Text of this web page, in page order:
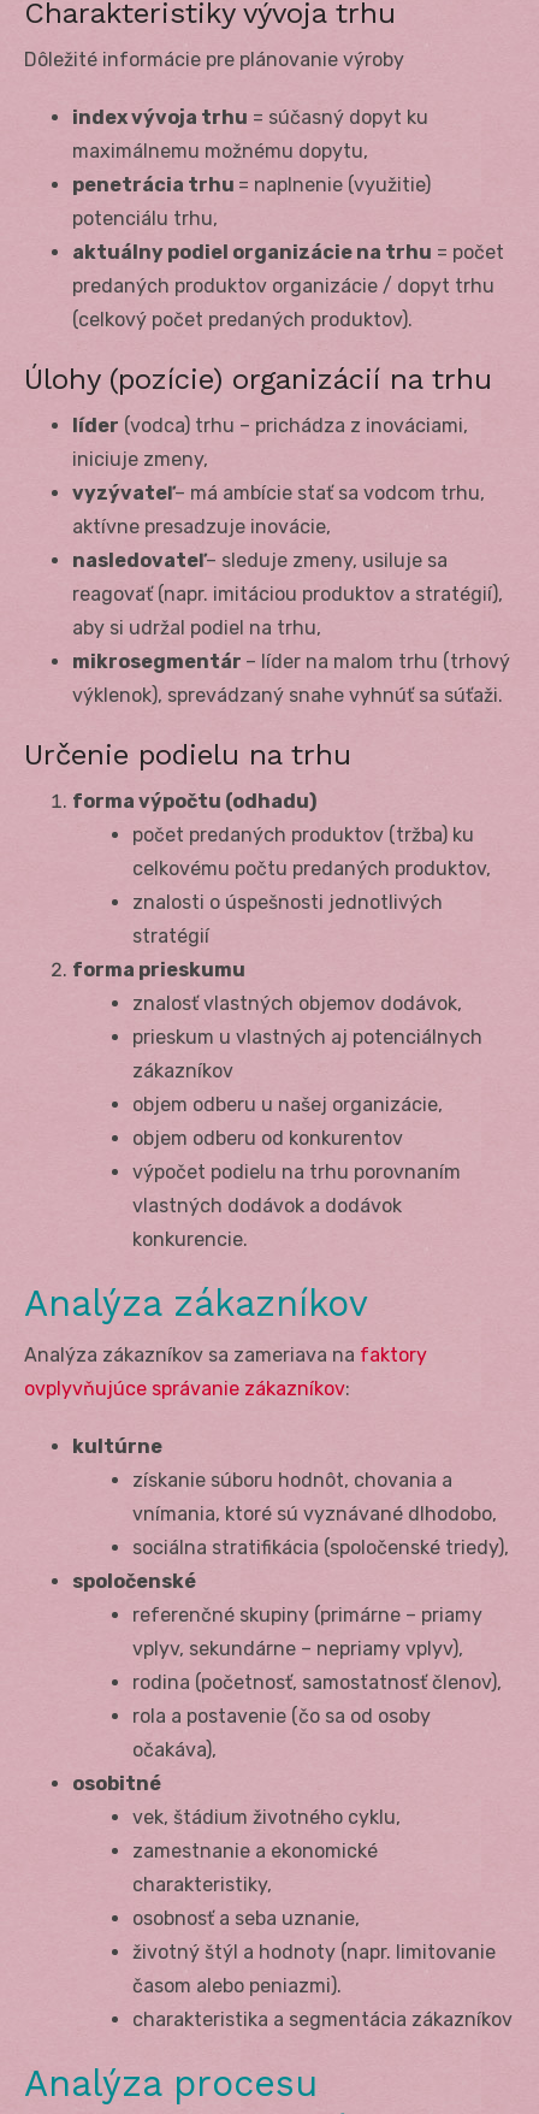
Charakteristiky vývoja trhu
Dôležité informácie pre plánovanie výroby
index vývoja trhu = súčasný dopyt ku
maximálnemu možnému dopytu,
penetrácia trhu = naplnenie (využitie)
potenciálu trhu,
aktuálny podiel organizácie na trhu = počet
predaných produktov organizácie / dopyt trhu
(celkový počet predaných produktov).
Úlohy (pozície) organizácií na trhu
líder (vodca) trhu – prichádza z inováciami,
iniciuje zmeny,
vyzývateľ– má ambície stať sa vodcom trhu,
aktívne presadzuje inovácie,
nasledovateľ– sleduje zmeny, usiluje sa
reagovať (napr. imitáciou produktov a stratégií),
aby si udržal podiel na trhu,
mikrosegmentár – líder na malom trhu (trhový
výklenok), sprevádzaný snahe vyhnúť sa súťaži.
Určenie podielu na trhu
forma výpočtu (odhadu)
počet predaných produktov (tržba) ku
celkovému počtu predaných produktov,
znalosti o úspešnosti jednotlivých
stratégií
forma prieskumu
znalosť vlastných objemov dodávok,
prieskum u vlastných aj potenciálnych
zákazníkov
objem odberu u našej organizácie,
objem odberu od konkurentov
výpočet podielu na trhu porovnaním
vlastných dodávok a dodávok
konkurencie.
Analýza zákazníkov
Analýza zákazníkov sa zameriava na faktory
ovplyvňujúce správanie zákazníkov:
kultúrne
získanie súboru hodnôt, chovania a
vnímania, ktoré sú vyznávané dlhodobo,
sociálna stratifikácia (spoločenské triedy),
spoločenské
referenčné skupiny (primárne – priamy
vplyv, sekundárne – nepriamy vplyv),
rodina (početnosť, samostatnosť členov),
rola a postavenie (čo sa od osoby
očakáva),
osobitné
vek, štádium životného cyklu,
zamestnanie a ekonomické
charakteristiky,
osobnosť a seba uznanie,
životný štýl a hodnoty (napr. limitovanie
časom alebo peniazmi).
charakteristika a segmentácia zákazníkov
Analýza procesu